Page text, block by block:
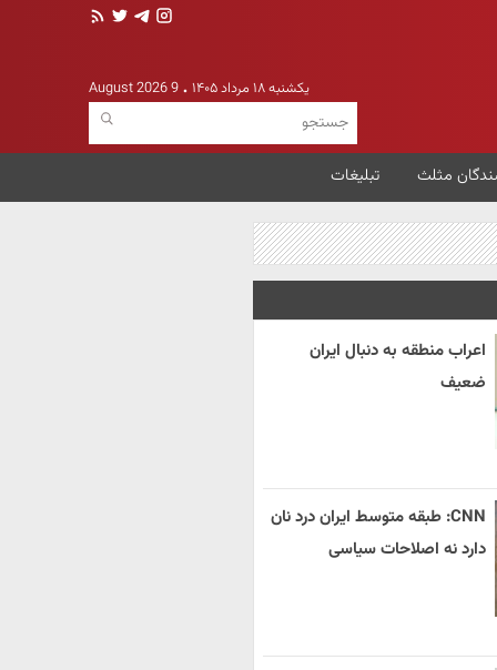
یکشنبه ۱۸ مرداد ۱۴۰۵ 9 August 2026
مثلث تبلیغات
اعراب منطقه به دنبال ایران
ضعیف
CNN: طبقه متوسط ایران درد نان
دارد نه اصلاحات سیاسی